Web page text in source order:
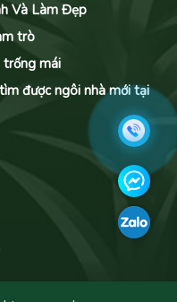
Và Làm Đẹp
trò
mái
được ngôi nhà mới tại